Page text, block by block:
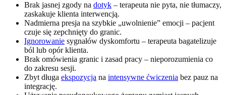
Brak jasnej zgody na dotyk – terapeuta nie pyta, nie tłumaczy,
zaskakuje klienta interwencją.
Nadmierna presja na szybkie „uwolnienie” emocji – pacjent
czuje się zepchnięty do granic.
Ignorowanie sygnałów dyskomfortu – terapeuta bagatelizuje
ból lub opór klienta.
Brak omówienia granic i zasad pracy – nieporozumienia co
do zakresu sesji.
Zbyt długa ekspozycja na intensywne ćwiczenia bez pauz na
integrację.